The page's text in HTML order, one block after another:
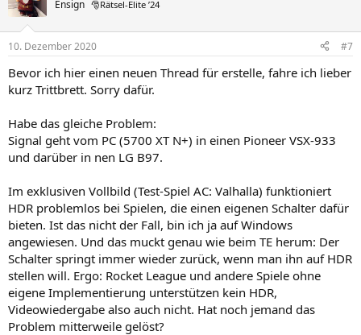
Ensign 🎅Rätsel-Elite ’24
10. Dezember 2020 #7
Bevor ich hier einen neuen Thread für erstelle, fahre ich lieber
kurz Trittbrett. Sorry dafür.
Habe das gleiche Problem:
Signal geht vom PC (5700 XT N+) in einen Pioneer VSX-933
und darüber in nen LG B97.
Im exklusiven Vollbild (Test-Spiel AC: Valhalla) funktioniert
HDR problemlos bei Spielen, die einen eigenen Schalter dafür
bieten. Ist das nicht der Fall, bin ich ja auf Windows
angewiesen. Und das muckt genau wie beim TE herum: Der
Schalter springt immer wieder zurück, wenn man ihn auf HDR
stellen will. Ergo: Rocket League und andere Spiele ohne
eigene Implementierung unterstützen kein HDR,
Videowiedergabe also auch nicht. Hat noch jemand das
Problem mitterweile gelöst?